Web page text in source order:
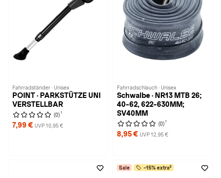
Fahrradständer · Unisex
POINT · PARKSTÜTZE UNI
VERSTELLBAR
(0) 1
7,99 € UVP 10,95 €
Fahrradschlauch · Unisex
Schwalbe · NR13 MTB 26;
40-62, 622-630MM;
SV40MM
(0) 1
8,95 € UVP 12,95 €
Sale -15% extra²